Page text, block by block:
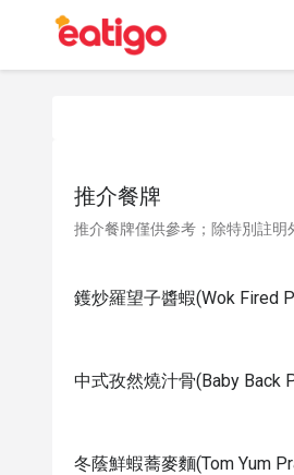
推介餐牌
推介餐牌僅供參考；除特別註明
鑊炒羅望子醬蝦(Wok Fired
中式孜然燒汁骨(Baby Back
冬蔭鮮蝦蕎麥麵(Tom Yum